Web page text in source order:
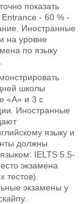
показать
Entrance - 60 % -
Иностранные
на уровне
по языку
школы
«А» и 3 с
Иностранные
языку и
должны
IELTS 5.5-
экзамена
тестов).
экзамены у